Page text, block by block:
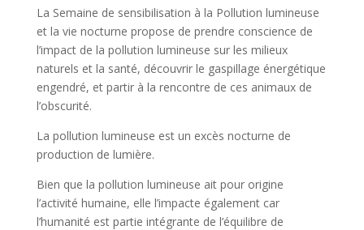
La Semaine de sensibilisation à la Pollution lumineuse
et la vie nocturne propose de prendre conscience de
l’impact de la pollution lumineuse sur les milieux
naturels et la santé, découvrir le gaspillage énergétique
engendré, et partir à la rencontre de ces animaux de
l’obscurité.
La pollution lumineuse est un excès nocturne de
production de lumière.
Bien que la pollution lumineuse ait pour origine
l’activité humaine, elle l’impacte également car
l’humanité est partie intégrante de l’équilibre de